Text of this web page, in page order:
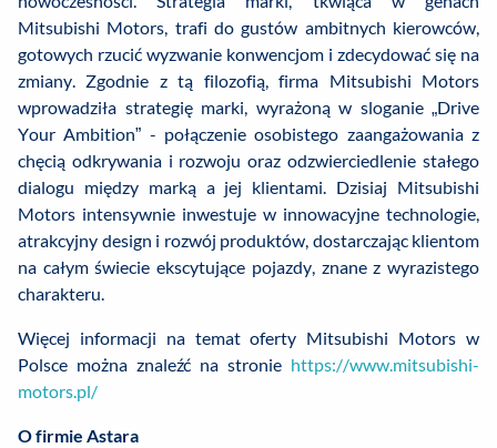
Mitsubishi Motors, trafi do gustów ambitnych kierowców,
gotowych rzucić wyzwanie konwencjom i zdecydować się na
zmiany. Zgodnie z tą filozofią, firma Mitsubishi Motors
wprowadziła strategię marki, wyrażoną w sloganie „Drive
Your Ambition” - połączenie osobistego zaangażowania z
chęcią odkrywania i rozwoju oraz odzwierciedlenie stałego
dialogu między marką a jej klientami. Dzisiaj Mitsubishi
Motors intensywnie inwestuje w innowacyjne technologie,
atrakcyjny design i rozwój produktów, dostarczając klientom
na całym świecie ekscytujące pojazdy, znane z wyrazistego
charakteru.
Więcej informacji na temat oferty Mitsubishi Motors w
Polsce można znaleźć na stronie https://www.mitsubishi-
motors.pl/
O firmie Astara